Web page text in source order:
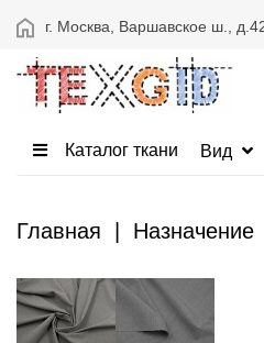
г. Москва, Варшавское ш.,
Каталог ткани Вид
Главная Назначение